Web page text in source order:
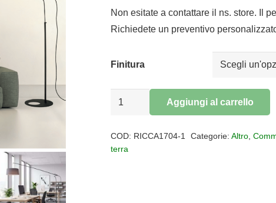
Non esitate a contattare il ns. store. Il
Richiedete un preventivo
Finitura
Piantana
Aggiungi al carrello
COD: RICCA1704-1 Categorie: Altro,
terra